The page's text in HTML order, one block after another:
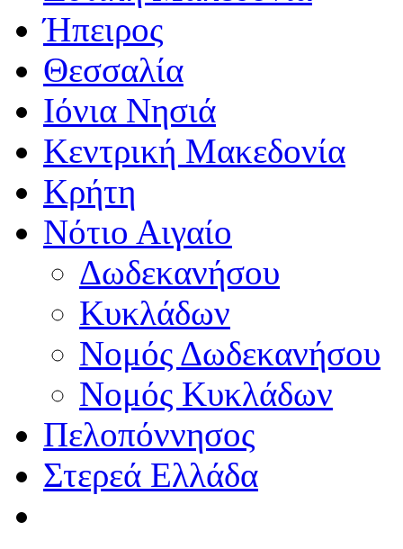
Ήπειρος
Θεσσαλία
Ιόνια Νησιά
Κεντρική Μακεδονία
Κρήτη
Νότιο Αιγαίο
Δωδεκανήσου
Κυκλάδων
Νομός Δωδεκανήσου
Νομός Κυκλάδων
Πελοπόννησος
Στερεά Ελλάδα